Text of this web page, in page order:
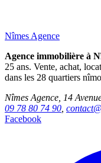
Nîmes Agence
Agence immobilière à
25 ans. Vente, achat,
dans les 28 quartiers
Nîmes Agence, 14
09 78 80 74 90
Facebook